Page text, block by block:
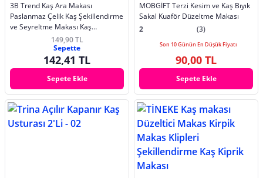
3B Trend Kaş Ara Makası
Paslanmaz Çelik Kaş Şekillendirme
ve Seyreltme Makası Kaş
Düzeltme Makası149,90 TL
Sepette
142,41 TL
Sepete Ekle
MOBGİFT Terzi Kesim ve Kaş Bıyık
Sakal Kuaför Düzeltme Makası
2
(3)
Son 10 Günün En Düşük Fiyatı
90,00 TL
Sepete Ekle